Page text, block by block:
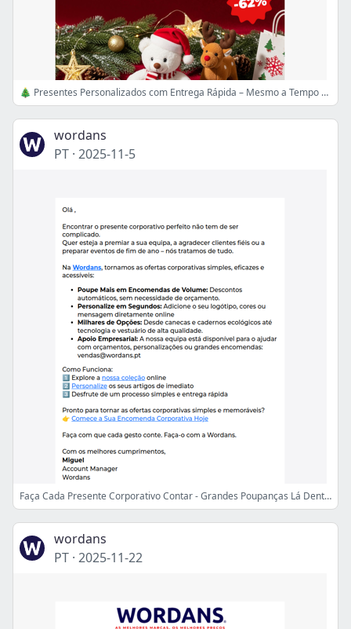
🎄 Presentes Personalizados com Entrega Rápida – Mesmo a Tempo do Natal 🎅
wordans
PT · 2025-11-5
Faça Cada Presente Corporativo Contar - Grandes Poupanças Lá Dentro
wordans
PT · 2025-11-22